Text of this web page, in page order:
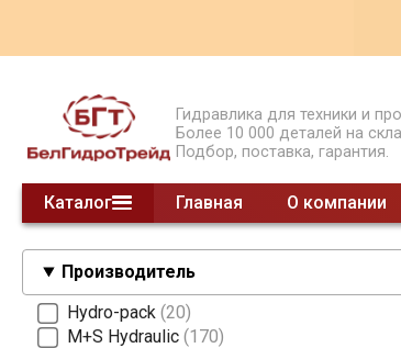
Гидравлика для техники и
Более 10 000 деталей на
Подбор, поставка, гарантия.
Каталог Главная О компании
Производитель
Hydro-pack 20
M+S Hydraulic 170